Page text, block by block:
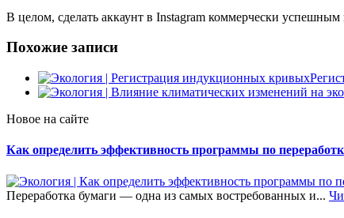
В целом, сделать аккаунт в Instagram коммерчески
Похожие записи
Новое на сайте
Как определить эффективность программы по
Переработка бумаги — одна из самых востребованных и...